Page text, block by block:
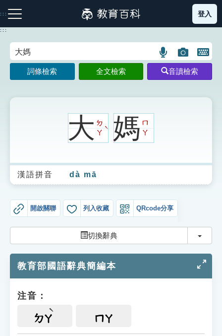
到
主
:::
注音索引圖示 筆畫索引圖示 部首索引表圖示
生字詞彙表
成語故事
索引選單
單字索引
遊戲專區
登入
:::
語
言
搜
圖
片
搜
開
鍵
圖
詞條檢索 全文檢索 音讀檢索
大ㄉ
ㄚ
ˋ 媽ㄇ
ㄚ
漢語拼音 dà mā
開啟關聯 列入收藏 QRcode分享
切換辭典 切換
教育部國語辭典簡編本
注音：
ㄉㄚ ㄇㄚ